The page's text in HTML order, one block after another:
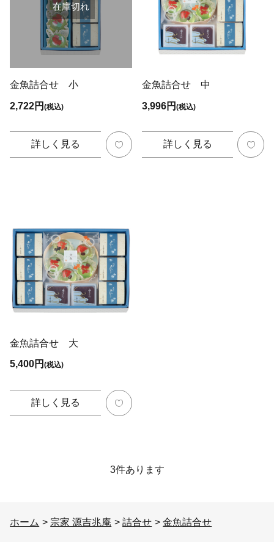
在庫切れ
金魚詰合せ 小
2,722円(税込)
詳しく見る
金魚詰合せ 中
3,996円(税込)
詳しく見る
金魚詰合せ 大
5,400円(税込)
詳しく見る
3件あります
ホーム > 宗家 源吉兆庵 >詰合せ >金魚詰合せ